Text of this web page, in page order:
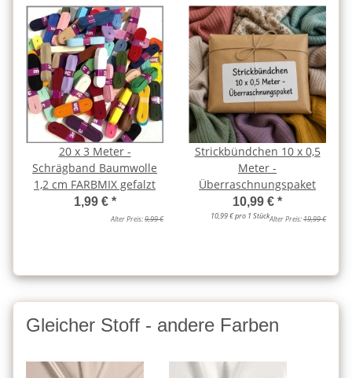
20 x 3 Meter -
Schrägband Baumwolle
1,2 cm FARBMIX gefalzt
1,99 € *
Alter Preis:9,99 €
Strickbündchen 10 x 0,5
Meter -
Überraschnungspaket
10,99 € *
10,99 € pro 1 StückAlter Preis:19,99 €
Gleicher Stoff - andere Farben